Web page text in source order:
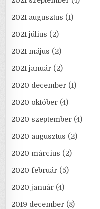
2021 augusztus (1)
2021 július (2)
2021 május (2)
2021 január (2)
2020 december (1)
2020 október (4)
2020 szeptember (4)
2020 augusztus (2)
2020 március (2)
2020 február (5)
2020 január (4)
2019 december (8)